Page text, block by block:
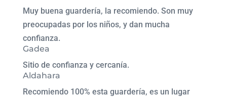
Muy buena guardería, la recomiendo. Son muy
preocupadas por los niños, y dan mucha
confianza.
Gadea
Sitio de confianza y cercanía.
Aldahara
Recomiendo 100% esta guardería, es un lugar